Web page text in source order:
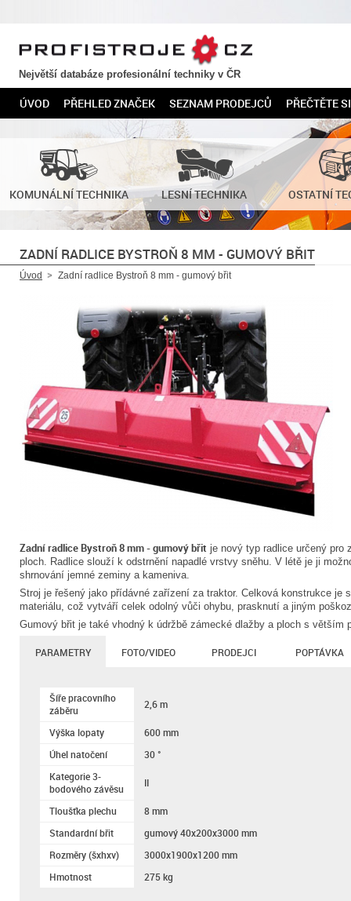
PROFISTROJE.CZ
Největší databáze profesionální techniky v ČR
ÚVOD PŘEHLED ZNAČEK SEZNAM PRODEJCŮ PŘEČTĚTE SI
KOMUNÁLNÍ TECHNIKA LESNÍ TECHNIKA OSTATNÍ
ZADNÍ RADLICE BYSTROŇ 8 MM - GUMOVÝ BŘIT
Úvod Zadní radlice Bystroň 8 mm - gumový břit
Zadní radlice Bystroň 8 mm - gumový břit je nový typ radlice určený pro
ploch. Radlice slouží k odstrnění napadlé vrstvy sněhu. V létě je ji
shrnování jemné zeminy a kameniva.
Stroj je řešený jako přídávné zařízení za traktor. Celková konstrukce je
materiálu, což vytváří celek odolný vůči ohybu, prasknutí a jiným
Gumový břit je také vhodný k údržbě zámecké dlažby a ploch s větším
PARAMETRY FOTO/VIDEO PRODEJCI POPTÁVKA
Šíře pracovního
záběru
2,6 m
Výška lopaty
600 mm
Úhel natočení
30 °
Kategorie 3-
bodového závěsu
II
Tloušťka plechu
8 mm
Standardní břit
gumový 40x200x3000 mm
Rozměry (šxhxv)
3000x1900x1200 mm
Hmotnost
275 kg